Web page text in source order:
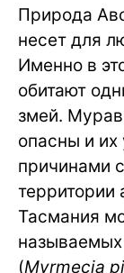
Природа
несет для
Именно в
обитают
змей.
опасны и их
причинами
территории
Тасмания
(Myrmecia